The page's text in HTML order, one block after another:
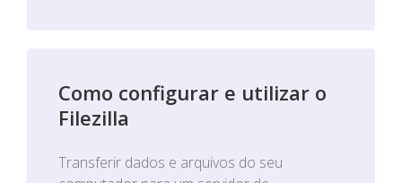
Como configurar e utilizar o
Filezilla
Transferir dados e arquivos do seu